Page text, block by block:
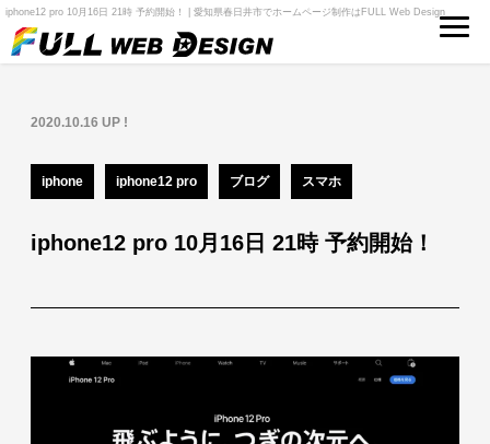
iphone12 pro 10月16日 21時 予約開始！ | 愛知県春日井市でホームページ制作はFULL Web Design
2020.10.16 UP !
iphone iphone12 pro ブログ スマホ
iphone12 pro 10月16日 21時 予約開始！